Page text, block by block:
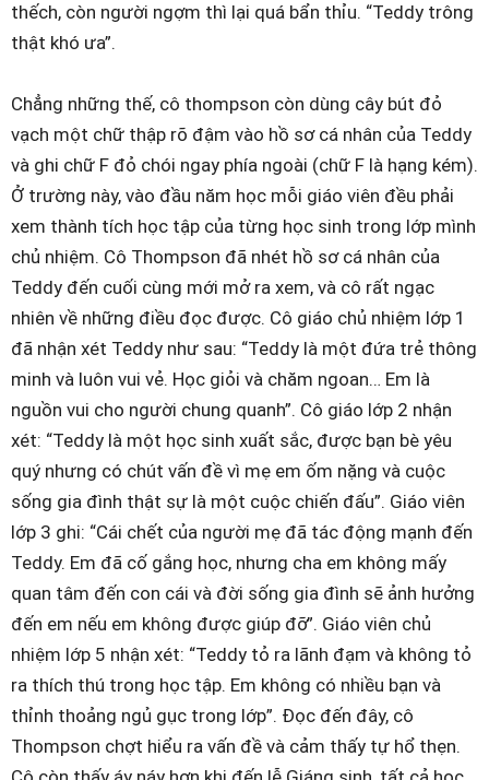
thếch, còn người ngợm thì lại quá bẩn thỉu. “Teddy trông
thật khó ưa”.
Chẳng những thế, cô thompson còn dùng cây bút đỏ
vạch một chữ thập rõ đậm vào hồ sơ cá nhân của Teddy
và ghi chữ F đỏ chói ngay phía ngoài (chữ F là hạng kém).
Ở trường này, vào đầu năm học mỗi giáo viên đều phải
xem thành tích học tập của từng học sinh trong lớp mình
chủ nhiệm. Cô Thompson đã nhét hồ sơ cá nhân của
Teddy đến cuối cùng mới mở ra xem, và cô rất ngạc
nhiên về những điều đọc được. Cô giáo chủ nhiệm lớp 1
đã nhận xét Teddy như sau: “Teddy là một đứa trẻ thông
minh và luôn vui vẻ. Học giỏi và chăm ngoan… Em là
nguồn vui cho người chung quanh”. Cô giáo lớp 2 nhận
xét: “Teddy là một học sinh xuất sắc, được bạn bè yêu
quý nhưng có chút vấn đề vì mẹ em ốm nặng và cuộc
sống gia đình thật sự là một cuộc chiến đấu”. Giáo viên
lớp 3 ghi: “Cái chết của người mẹ đã tác động mạnh đến
Teddy. Em đã cố gắng học, nhưng cha em không mấy
quan tâm đến con cái và đời sống gia đình sẽ ảnh hưởng
đến em nếu em không được giúp đỡ”. Giáo viên chủ
nhiệm lớp 5 nhận xét: “Teddy tỏ ra lãnh đạm và không tỏ
ra thích thú trong học tập. Em không có nhiều bạn và
thỉnh thoảng ngủ gục trong lớp”. Đọc đến đây, cô
Thompson chợt hiểu ra vấn đề và cảm thấy tự hổ thẹn.